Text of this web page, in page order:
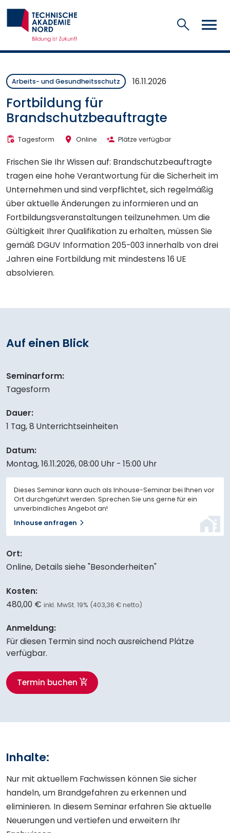
Suchen
Arbeits- und Gesundheitsschutz 16.11.2026
Fortbildung für
Brandschutzbeauftragte
Tagesform Online Plätze verfügbar
Frischen Sie Ihr Wissen auf: Brandschutzbeauftragte
tragen eine hohe Verantwortung für die Sicherheit im
Unternehmen und sind verpflichtet, sich regelmäßig
über aktuelle Änderungen zu informieren und an
Fortbildungsveranstaltungen teilzunehmen. Um die
Gültigkeit Ihrer Qualifikation zu erhalten, müssen Sie
gemäß DGUV Information 205-003 innerhalb von drei
Jahren eine Fortbildung mit mindestens 16 UE
absolvieren.
Auf einen Blick
Seminarform:
Tagesform
Dauer:
1 Tag, 8 Unterrichtseinheiten
Datum:
Montag, 16.11.2026,08:00 Uhr - 15:00 Uhr
Dieses Seminar kann auch als Inhouse-Seminar bei Ihnen vor
Ort durchgeführt werden. Sprechen Sie uns gerne für ein
unverbindliches Angebot an!
Inhouse anfragen
Ort:
Online, Details siehe "Besonderheiten"
Kosten:
480,00 € inkl. MwSt. 19% (403,36 € netto)
Anmeldung:
Für diesen Termin sind noch ausreichend Plätze
verfügbar.
Termin buchen
Inhalte:
Nur mit aktuellem Fachwissen können Sie sicher
handeln, um Brandgefahren zu erkennen und
eliminieren. In diesem Seminar erfahren Sie aktuelle
Neuerungen und vertiefen und erweitern Ihr